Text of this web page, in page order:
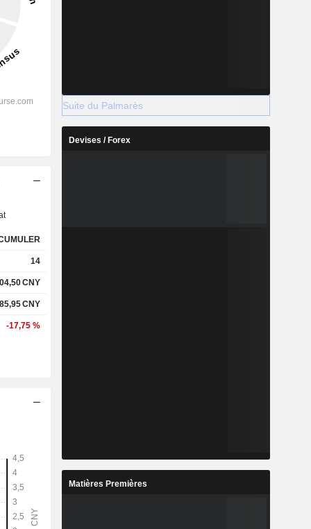
14
CNY
85,95CNY
-17,75 %
Suite du Palmarès
Devises / Forex
Matières Premières